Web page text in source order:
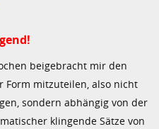
beigebracht mir den
Form mitzuteilen, also nicht
sondern abhängig von der
klingende Sätze von